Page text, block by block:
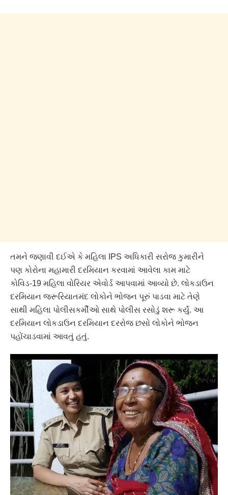
તમને જણાવી દઈએ કે મહિલા IPS અધિકારી સરોજ કુમારીને
પણ કોરોના મહામારી દરમિયાન કરવામાં આવેલા કામ માટે
કોવિડ-19 મહિલા વોરિયર એવોર્ડ આપવામાં આવ્યો છે. લોકડાઉન
દરમિયાન જરૂરિયાતમંદ લોકોને ભોજન પૂરું પાડવા માટે તેણે
સાથી મહિલા પોલીસકર્મીઓ સાથે પોલીસ રસોડું શરૂ કર્યું. આ
દરમિયાન લોકડાઉન દરમિયાન દરરોજ છસો લોકોને ભોજન
પહોંચાડવામાં આવતું હતું.